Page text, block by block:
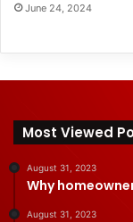
June 24, 2024
Most Viewed
August 31, 2023
Why
August 31, 2023